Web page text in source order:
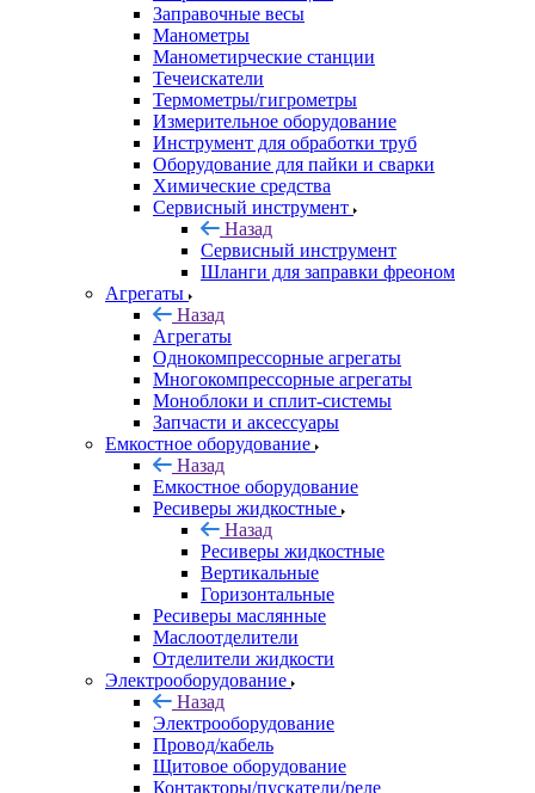
Заправочные весы
Манометры
Манометирческие станции
Течеискатели
Термометры/гигрометры
Измерительное оборудование
Инструмент для обработки труб
Оборудование для пайки и сварки
Химические средства
Сервисный инструмент
Назад
Сервисный инструмент
Шланги для заправки фреоном
Агрегаты
Назад
Агрегаты
Однокомпрессорные агрегаты
Многокомпрессорные агрегаты
Моноблоки и сплит-системы
Запчасти и аксессуары
Емкостное оборудование
Назад
Емкостное оборудование
Ресиверы жидкостные
Назад
Ресиверы жидкостные
Вертикальные
Горизонтальные
Ресиверы маслянные
Маслоотделители
Отделители жидкости
Электрооборудование
Назад
Электрооборудование
Провод/кабель
Щитовое оборудование
Контакторы/пускатели/реле